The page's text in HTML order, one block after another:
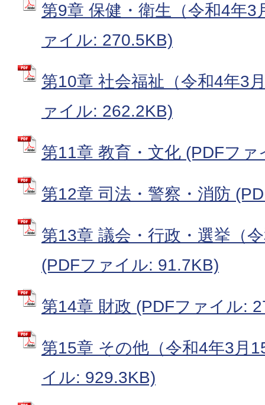
第9章 保健・衛生（令和4年3
ァイル: 270.5KB)
第10章 社会福祉（令和4年3
ァイル: 262.2KB)
第11章 教育・文化 (PDFフ
第12章 司法・警察・消防
第13章 議会・行政・選挙（
(PDFファイル: 91.7KB)
第14章 財政 (PDFファイル:
第15章 その他（令和4年3月
イル: 929.3KB)